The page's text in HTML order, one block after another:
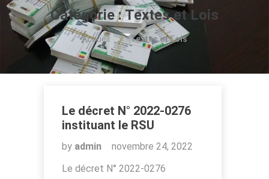
Catégorie :Textes et Lois
Accueil Textes et Lois
Le décret N° 2022-0276
instituant le RSU
by admin
novembre 24, 2022
Le décret N° 2022-0276